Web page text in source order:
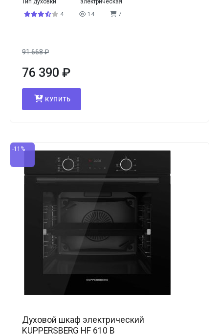
Тип духовки
электрическая
4
14 7
91 668₽
76 390 ₽
КУПИТЬ
-11%
Духовой шкаф электрический
KUPPERSBERG HF 610 B